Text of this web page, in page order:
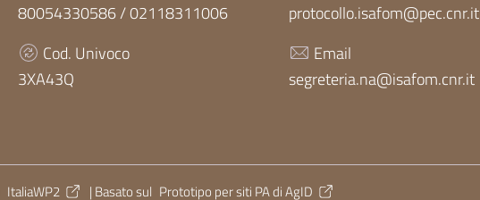
80054330586 / 02118311006
Cod. Univoco
3XA43Q
protocollo.isafom@pec.cnr.it
Email
segreteria.na@isafom.cnr.it
ItaliaWP2 | Basato sul Prototipo per siti PA di AgID